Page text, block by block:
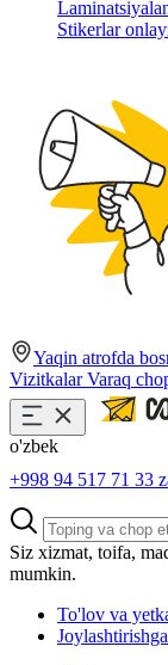
Stikerlar
Yaqin atrofda
VizitkalarVaraq
o'zbek
+998 94 517 71 33
Siz xizmat, toifa,
mumkin.
To'lov va